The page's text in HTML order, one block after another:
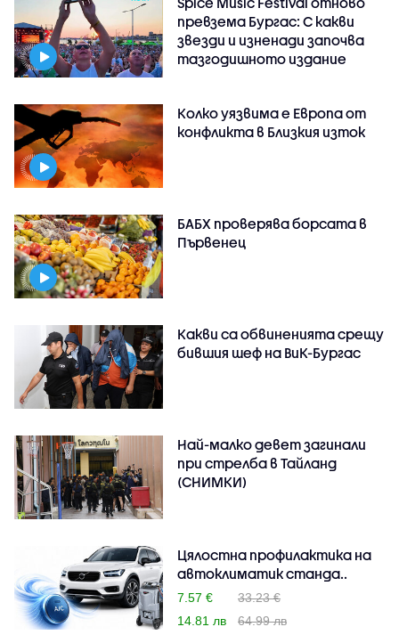
превзема Бургас: С какви
звезди и изненади започва
тазгодишното издание
Колко уязвима е Европа от
конфликта в Близкия изток
БАБХ проверява борсата в
Първенец
Какви са обвиненията срещу
бившия шеф на ВиК-Бургас
Най-малко девет загинали
при стрелба в Тайланд
(СНИМКИ)
Цялостна профилактика на
автоклиматик станда..
7.57 €
33.23 €
14.81 лв
64.99 лв